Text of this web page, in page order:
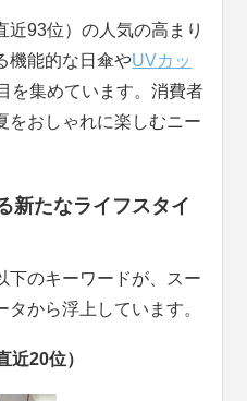
近93位）の人気の高まり
機能的な日傘やUVカッ
を集めています。消費者
をおしゃれに楽しむニー
新たなライフスタイ
下のキーワードが、スー
から浮上しています。
近20位）